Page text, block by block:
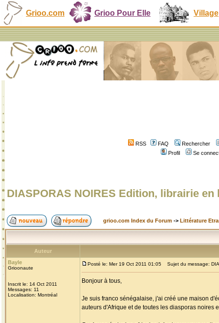
Grioo.com Grioo Pour Elle Village
RSS FAQ
Rechercher
Profil
Se
DIASPORAS NOIRES Edition, librairie en
grioo.com Index du Forum -> Littérature
Auteur
Bayle
Grioonaute
Inscrit le: 14 Oct 2011
Messages: 11
Localisation: Montréal
Posté le: Mer 19 Oct 2011 01:05 Sujet du message:
Bonjour à tous,
Je suis franco sénégalaise, j'ai créé une maison
auteurs d'Afrique et de toutes les diasporas noires